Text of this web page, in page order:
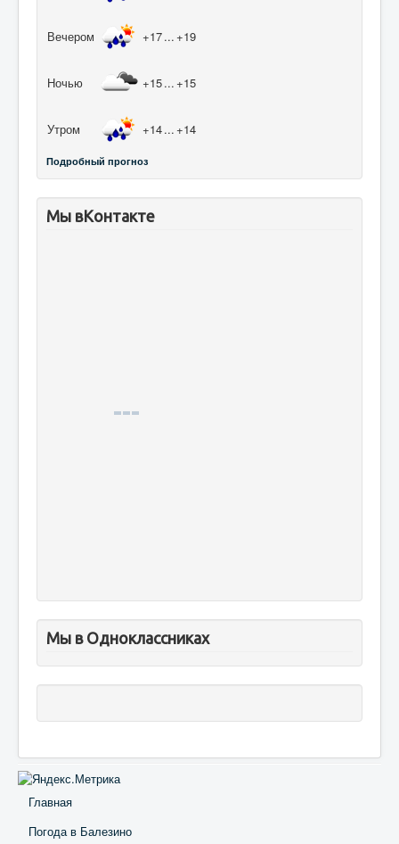
Вечером +17... +19
Ночью +15... +15
Утром +14... +14
Подробный прогноз
Мы вКонтакте
Мы в Одноклассниках
Главная
Погода в Балезино